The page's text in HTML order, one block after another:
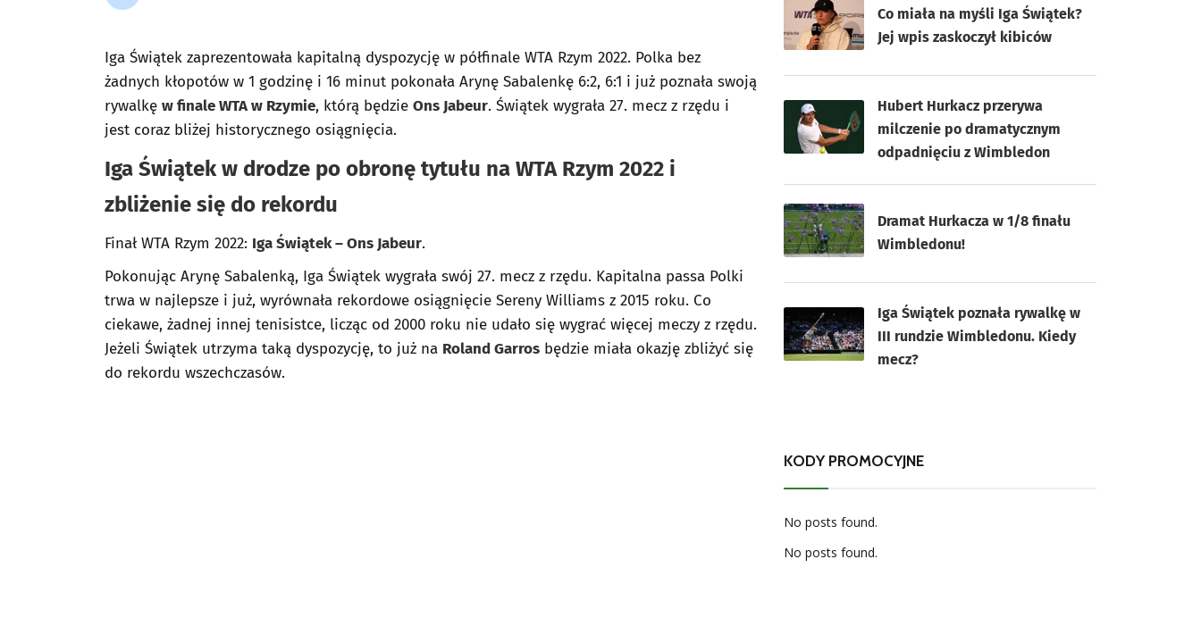
Iga Świątek zaprezentowała kapitalną dyspozycję w półfinale WTA Rzym 2022. Polka bez
żadnych kłopotów w 1 godzinę i 16 minut pokonała Arynę Sabalenkę 6:2, 6:1 i już poznała swoją
rywalkę w finale WTA w Rzymie, którą będzie Ons Jabeur. Świątek wygrała 27. mecz z rzędu i
jest coraz bliżej historycznego osiągnięcia.
Iga Świątek w drodze po obronę tytułu na WTA Rzym 2022 i
zbliżenie się do rekordu
Finał WTA Rzym 2022: Iga Świątek – Ons Jabeur.
Pokonując Arynę Sabalenką, Iga Świątek wygrała swój 27. mecz z rzędu. Kapitalna passa Polki
trwa w najlepsze i już, wyrównała rekordowe osiągnięcie Sereny Williams z 2015 roku. Co
ciekawe, żadnej innej tenisistce, licząc od 2000 roku nie udało się wygrać więcej meczy z rzędu.
Jeżeli Świątek utrzyma taką dyspozycję, to już na Roland Garros będzie miała okazję zbliżyć się
do rekordu wszechczasów.
Co miała na myśli Iga Świątek?
Jej wpis zaskoczył kibiców
Hubert Hurkacz przerywa
milczenie po dramatycznym
odpadnięciu z Wimbledon
Dramat Hurkacza w 1/8 finału
Wimbledonu!
Iga Świątek poznała rywalkę w
III rundzie Wimbledonu. Kiedy
mecz?
KODY PROMOCYJNE
No posts found.
No posts found.